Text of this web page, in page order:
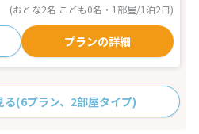
(おとな2名 こども0名・1部屋/1泊2日)
プランの詳細
る(6プラン、2部屋タイプ)